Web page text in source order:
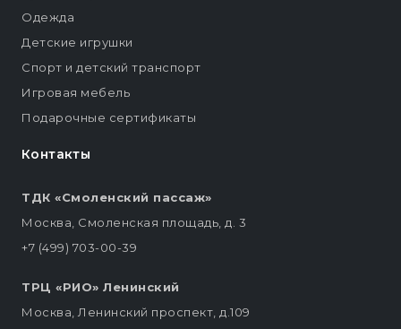
Контакты
ТДК «Смоленский пассаж»
Москва, Смоленская площадь, д. 3
+7 (499) 703-00-39
ТРЦ «РИО» Ленинский
Москва, Ленинский проспект, д.109
Одежда
Детские игрушки
Спорт и детский транспорт
Игровая мебель
Подарочные сертификаты